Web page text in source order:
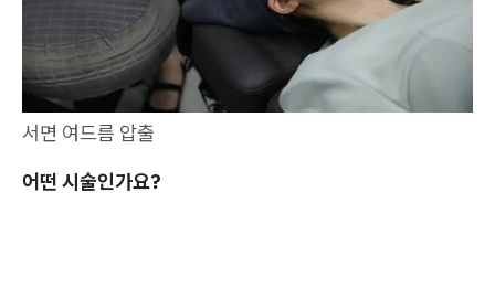
서면 여드름 압출
어떤 시술인가요?